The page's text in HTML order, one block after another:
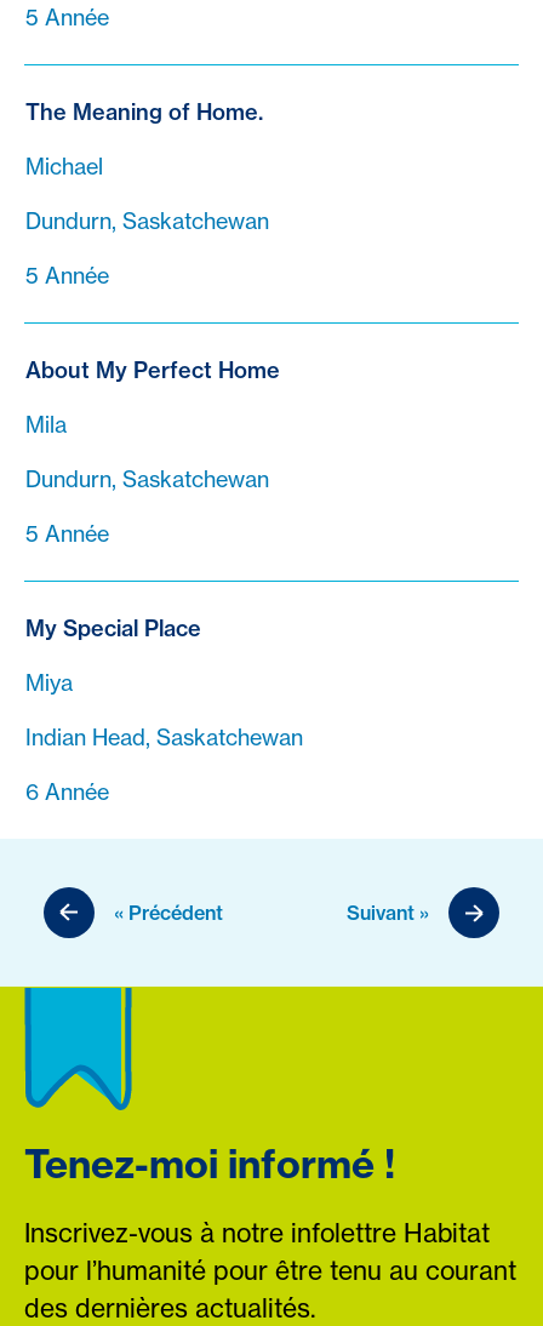
5 Année
The Meaning of Home.
Michael
Dundurn, Saskatchewan
5 Année
About My Perfect Home
Mila
Dundurn, Saskatchewan
5 Année
My Special Place
Miya
Indian Head, Saskatchewan
6 Année
« Précédent Suivant »
Tenez-moi informé !
Inscrivez-vous à notre infolettre Habitat
pour l’humanité pour être tenu au courant
des dernières actualités.